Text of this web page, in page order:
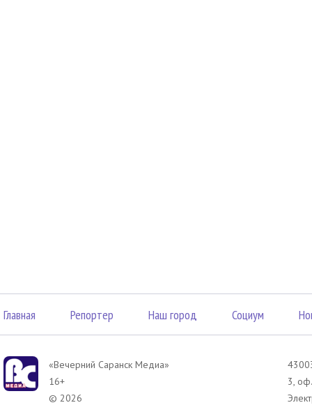
Главная Репортер Наш город Социум
«Вечерний Саранск Mедиа»
16+
© 2026
3,